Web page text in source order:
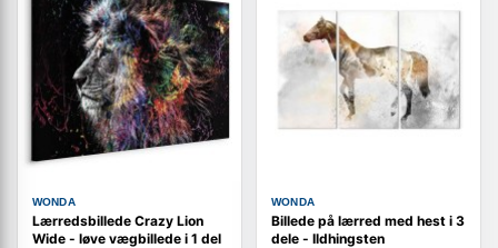
WONDA
Lærredsbillede Crazy Lion
Wide - løve vægbillede i 1 del
WONDA
Billede på lærred med hest i 3
dele - Ildhingsten